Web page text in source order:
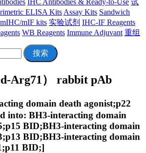
ELISA Kits Assay Kits Sandwich
mIHC/mIF kits 实验试剂 IHC-IF Reagents
WB Reagents Immune Adjuvant 重组
搜索
Arg71） rabbit pAb
domain death agonist;p22
into: BH3-interacting domain
BID;BH3-interacting domain
BID;BH3-interacting domain
BID;]